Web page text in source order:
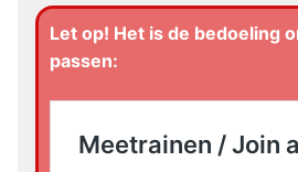
Let op! Het is de bedoeling
passen: